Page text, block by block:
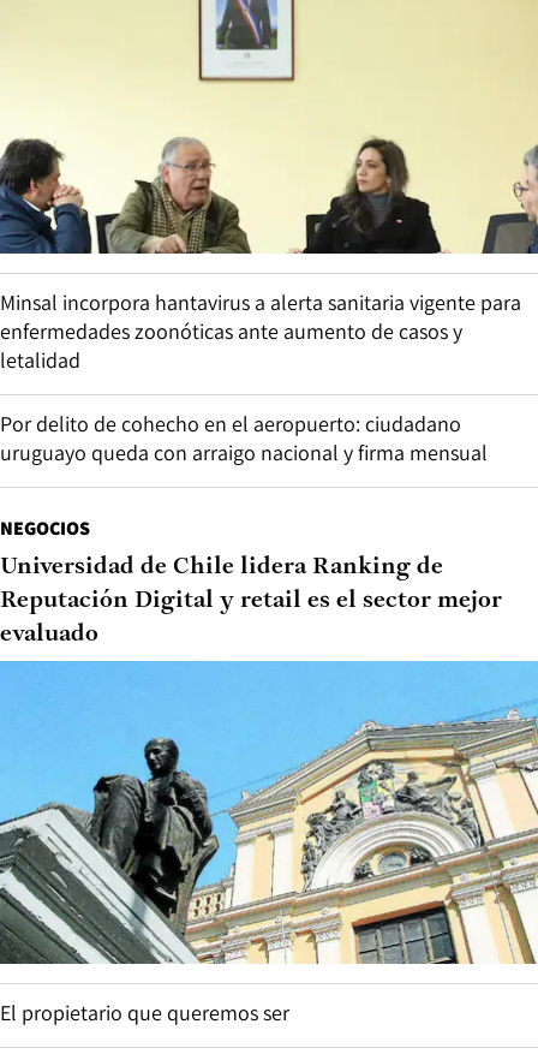
Minsal incorpora hantavirus a alerta sanitaria vigente para
enfermedades zoonóticas ante aumento de casos y
letalidad
Por delito de cohecho en el aeropuerto: ciudadano
uruguayo queda con arraigo nacional y firma mensual
NEGOCIOS
Universidad de Chile lidera Ranking de
Reputación Digital y retail es el sector mejor
evaluado
El propietario que queremos ser